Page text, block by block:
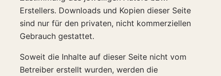
Erstellers. Downloads und Kopien dieser Seite
sind nur für den privaten, nicht kommerziellen
Gebrauch gestattet.
Soweit die Inhalte auf dieser Seite nicht vom
Betreiber erstellt wurden, werden die